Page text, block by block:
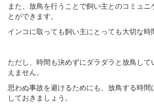
また、放鳥を行うことで飼い主とのコミュニ
とができます。
インコに取っても飼い主にとっても大切な時
ただし、時間も決めずにダラダラと放鳥し
えません。
思わぬ事故を避けるためにも、放鳥する時間
しておきましょう。